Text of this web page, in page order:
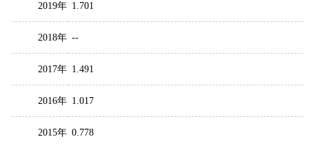
2019年 1.701
2018年 --
2017年 1.491
2016年 1.017
2015年 0.778